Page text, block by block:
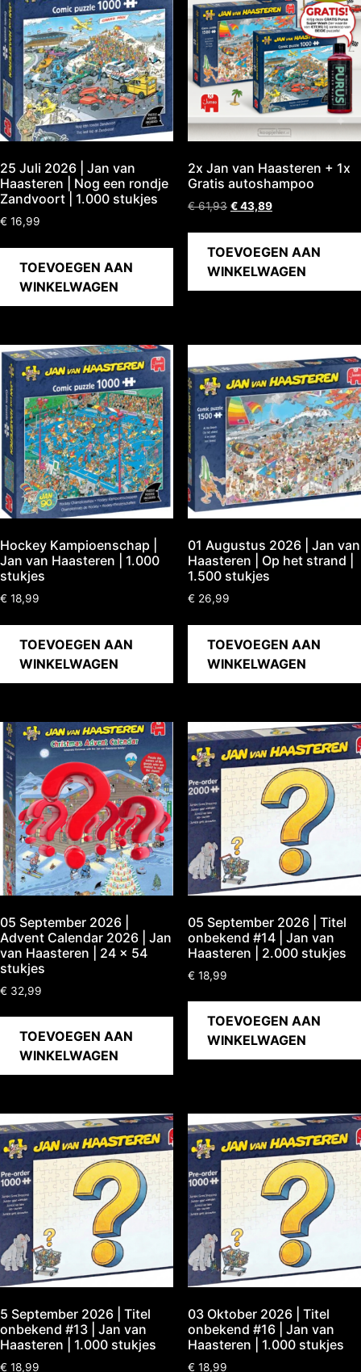
25 Juli 2026 | Jan van
Haasteren | Nog een rondje
Zandvoort | 1.000 stukjes
€ 16,99
TOEVOEGEN AAN
WINKELWAGEN
2x Jan van Haasteren + 1x
Gratis autoshampoo
€61,93 €43,89
TOEVOEGEN AAN
WINKELWAGEN
Hockey Kampioenschap |
Jan van Haasteren | 1.000
stukjes
€ 18,99
TOEVOEGEN AAN
WINKELWAGEN
01 Augustus 2026 | Jan van
Haasteren | Op het strand |
1.500 stukjes
€ 26,99
TOEVOEGEN AAN
WINKELWAGEN
05 September 2026 |
Advent Calendar 2026 | Jan
van Haasteren | 24 x 54
stukjes
€ 32,99
TOEVOEGEN AAN
WINKELWAGEN
05 September 2026 | Titel
onbekend #14 | Jan van
Haasteren | 2.000 stukjes
€ 18,99
TOEVOEGEN AAN
WINKELWAGEN
5 September 2026 | Titel
onbekend #13 | Jan van
Haasteren | 1.000 stukjes
€ 18,99
03 Oktober 2026 | Titel
onbekend #16 | Jan van
Haasteren | 1.000 stukjes
€ 18,99